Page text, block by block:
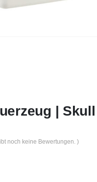
|
noch keine Bewertungen. )